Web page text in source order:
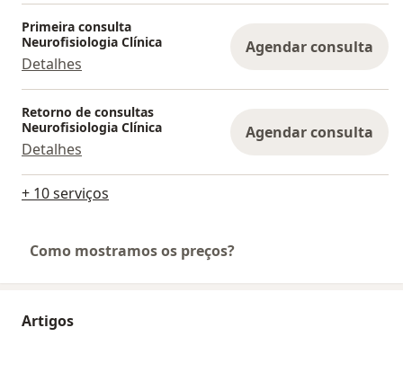
Primeira consulta
Neurofisiologia Clínica
Detalhes
Agendar consulta
Retorno de consultas
Neurofisiologia Clínica
Detalhes
Agendar consulta
+ 10 serviços
Como mostramos os preços?
Artigos